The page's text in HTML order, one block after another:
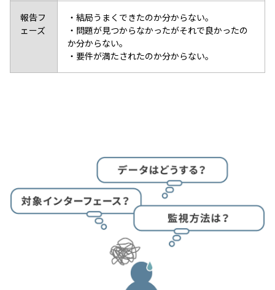
報告フ
ェーズ
・結局うまくできたのか分からない。
・問題が見つからなかったがそれで良かったの
か分からない。
・要件が満たされたのか分からない。